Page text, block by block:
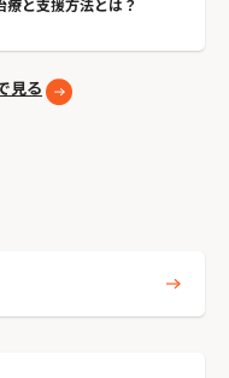
と支援方法とは？
見る